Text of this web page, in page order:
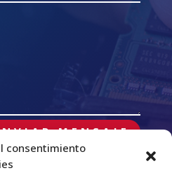
consentimiento
MENSAJE